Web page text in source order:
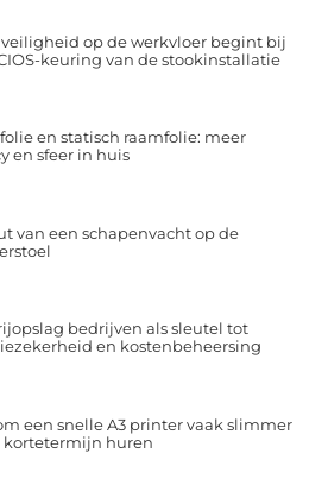
op de werkvloer begint bij
keuring van de stookinstallatie
en statisch raamfolie: meer
en sfeer in huis
van een schapenvacht op de
bedrijven als sleutel tot
en kostenbeheersing
een snelle A3 printer vaak slimmer
kortetermijn huren